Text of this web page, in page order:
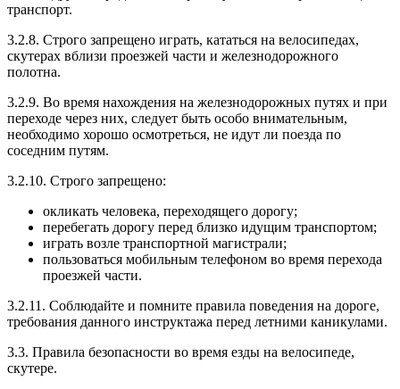
транспорт.
3.2.8. Строго запрещено играть, кататься на велосипедах,
скутерах вблизи проезжей части и железнодорожного
полотна.
3.2.9. Во время нахождения на железнодорожных путях и при
переходе через них, следует быть особо внимательным,
необходимо хорошо осмотреться, не идут ли поезда по
соседним путям.
3.2.10. Строго запрещено:
окликать человека, переходящего дорогу;
перебегать дорогу перед близко идущим транспортом;
играть возле транспортной магистрали;
пользоваться мобильным телефоном во время перехода
проезжей части.
3.2.11. Соблюдайте и помните правила поведения на дороге,
требования данного инструктажа перед летними каникулами.
3.3. Правила безопасности во время езды на велосипеде,
скутере.